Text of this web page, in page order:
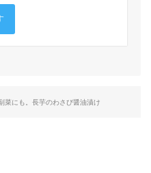
菜にも。長芋のわさび醤油漬け